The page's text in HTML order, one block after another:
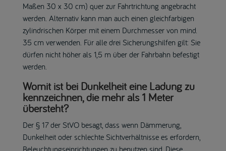
Maßen 30 x 30 cm) quer zur Fahrtrichtung angebracht
werden. Alternativ kann man auch einen gleichfarbigen
zylindrischen Körper mit einem Durchmesser von mind.
35 cm verwenden. Für alle drei Sicherungshilfen gilt: Sie
dürfen nicht höher als 1,5 m über der Fahrbahn befestigt
werden.
Womit ist bei Dunkelheit eine Ladung zu
kennzeichnen, die mehr als 1 Meter
übersteht?
Der § 17 der StVO besagt, dass wenn Dämmerung,
Dunkelheit oder schlechte Sichtverhältnisse es erfordern,
Beleuchtungseinrichtungen zu benutzen sind. Diese